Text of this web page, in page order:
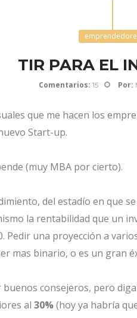
TIR PARA EL
Comentarios: 15 Por:
que me hacen los
Start-up.
(muy MBA por cierto).
del estadío en que
la rentabilidad que un
Pedir una proyección a
mas binario, o es un gran
consejeros, pero
al 30%(hoy ya habría